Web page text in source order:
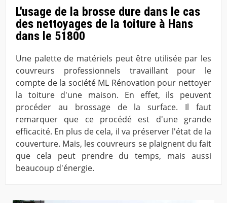
L'usage de la brosse dure dans le cas
des nettoyages de la toiture à Hans
dans le 51800
Une palette de matériels peut être utilisée par les
couvreurs professionnels travaillant pour le
compte de la société ML Rénovation pour nettoyer
la toiture d'une maison. En effet, ils peuvent
procéder au brossage de la surface. Il faut
remarquer que ce procédé est d'une grande
efficacité. En plus de cela, il va préserver l'état de la
couverture. Mais, les couvreurs se plaignent du fait
que cela peut prendre du temps, mais aussi
beaucoup d'énergie.